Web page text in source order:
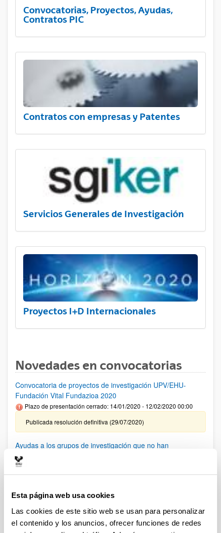
Esta página web usa cookies
Las cookies de este sitio web se usan para personalizar
el contenido y los anuncios, ofrecer funciones de redes
Convocatorias, Proyectos, Ayudas,
Contratos PIC
Contratos con empresas y Patentes
Servicios Generales de Investigación
Proyectos I+D Internacionales
Novedades en convocatorias
Convocatoria de proyectos de investigación UPV/EHU-
Fundación Vital Fundazioa 2020
Plazo de presentación cerrado: 14/01/2020 - 12/02/2020 00:00
Publicada resolución definitiva (29/07/2020)
Ayudas a los grupos de investigación que no han
conseguido financiación en convocatorias anteriores 2020
INVESTIGACIÓN CIENTIFICA SARS-CoV-2 y COVID-19
(2020)